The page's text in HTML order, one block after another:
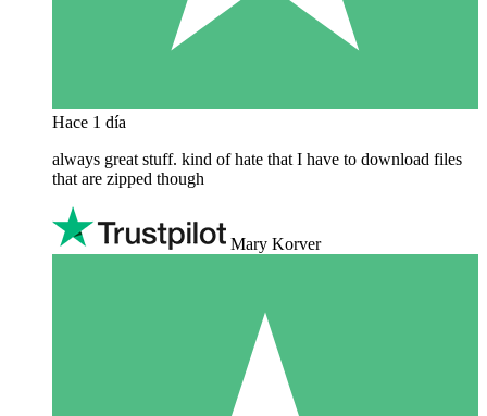
Hace 1 día
always great stuff. kind of hate that I have to download files
that are zipped though
Mary Korver